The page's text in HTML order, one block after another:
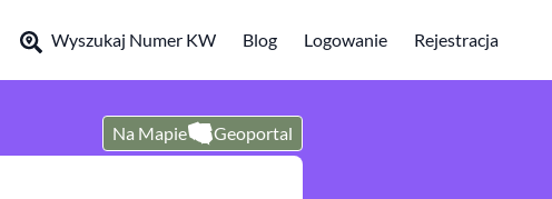
Wyszukaj Numer KW Blog Logowanie Rejestracja
Na Mapie Geoportal